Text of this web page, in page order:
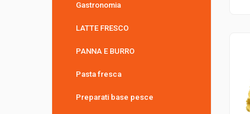
Gastronomia
LATTE FRESCO
PANNA E BURRO
Pasta fresca
Preparati base pesce